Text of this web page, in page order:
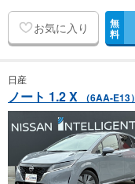
お気に入り 無
料
日産
ノート 1.2 X （6AA-E13）